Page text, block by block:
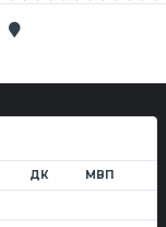
ДК МВП